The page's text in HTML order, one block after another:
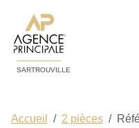
SARTROUVILLE
Accueil 2 pièces